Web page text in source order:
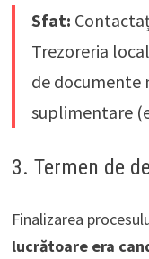
Sfat:
Trezoreria
de documente
suplimentare
3. Termen de
Finalizarea
lucrătoare era